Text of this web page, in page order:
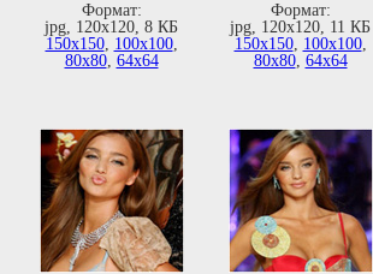
Формат:
jpg, 120х120, 8 КБ
150х150, 100х100,
80х80, 64х64
Формат:
jpg, 120х120, 11 КБ
150х150, 100х100,
80х80, 64х64